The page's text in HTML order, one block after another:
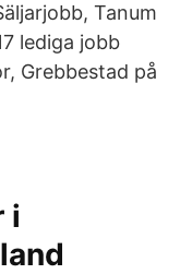
Tanum
lediga jobb
Grebbestad på
i